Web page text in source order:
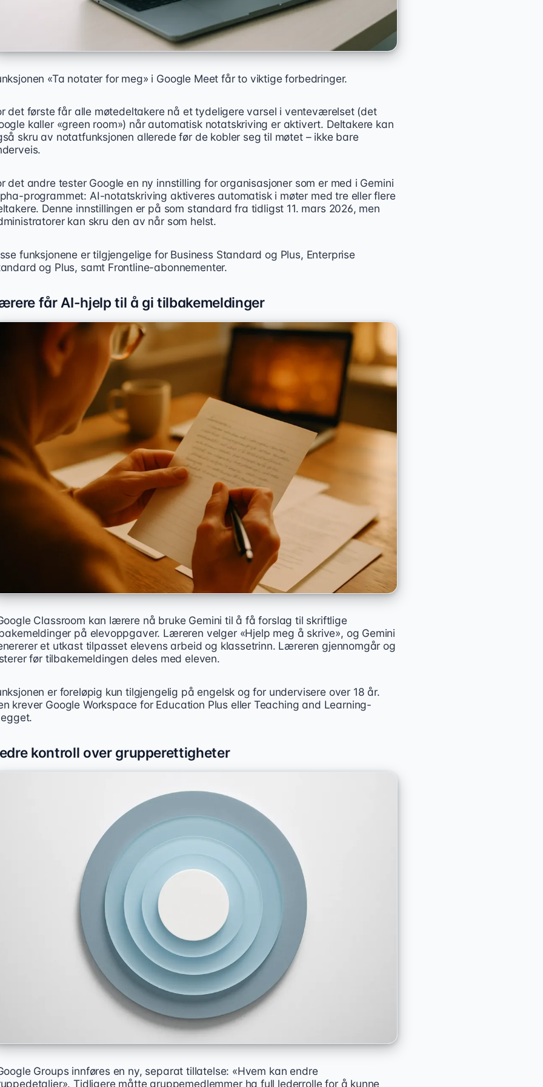
«Ta notater for meg» i Google Meet får to viktige forbedringer.
det første får alle møtedeltakere nå et tydeligere varsel i venteværelset (det
kaller «green room») når automatisk notatskriving er aktivert. Deltakere kan
skru av notatfunksjonen allerede før de kobler seg til møtet – ikke bare
det andre tester Google en ny innstilling for organisasjoner som er med i Gemini
programmet: AI-notatskriving aktiveres automatisk i møter med tre eller flere
Denne innstillingen er på som standard fra tidligst 11. mars 2026, men
kan skru den av når som helst.
funksjonene er tilgjengelige for Business Standard og Plus, Enterprise
og Plus, samt Frontline-abonnementer.
får AI-hjelp til å gi tilbakemeldinger
Classroom kan lærere nå bruke Gemini til å få forslag til skriftlige
på elevoppgaver. Læreren velger «Hjelp meg å skrive», og Gemini
et utkast tilpasset elevens arbeid og klassetrinn. Læreren gjennomgår og
før tilbakemeldingen deles med eleven.
er foreløpig kun tilgjengelig på engelsk og for undervisere over 18 år.
krever Google Workspace for Education Plus eller Teaching and Learning-
kontroll over grupperettigheter
Groups innføres en ny, separat tillatelse: «Hvem kan endre
Tidligere måtte gruppemedlemmer ha full lederrolle for å kunne